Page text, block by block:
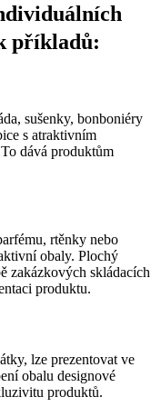
příkladů:
sušenky, bonboniéry
s atraktivním
dává produktům
rtěnky nebo
obaly. Plochý
zakázkových skládacích
produktu.
lze prezentovat ve
obalu designové
produktů.